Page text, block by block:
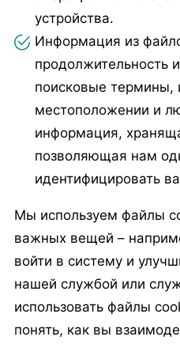
устройства.
Информация из
продолжительность
поисковые термины,
местоположении и
информация,
позволяющая нам
идентифицировать
Мы используем файлы
важных вещей –
войти в систему и
нашей службой или
использовать файлы
понять, как вы